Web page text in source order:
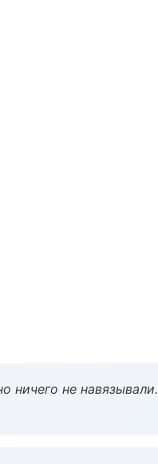
ничего не навязывали.